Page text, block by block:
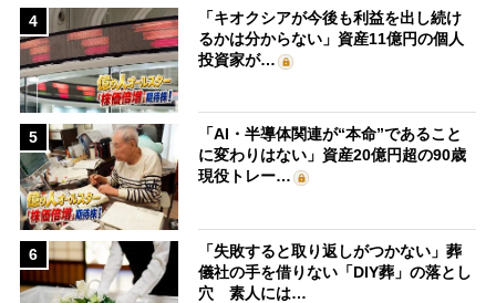
4
「キオクシアが今後も利益を出し続け
るかは分からない」資産11億円の個人
投資家が…
5
「AI・半導体関連が“本命”であること
に変わりはない」資産20億円超の90歳
現役トレー…
6
「失敗すると取り返しがつかない」葬
儀社の手を借りない「DIY葬」の落とし
穴 素人には…